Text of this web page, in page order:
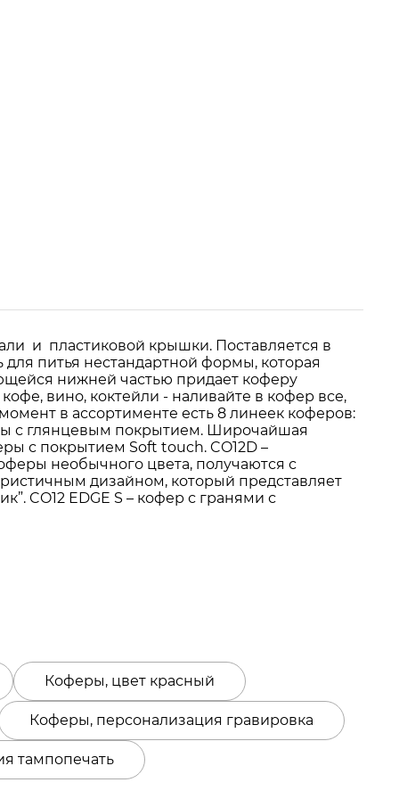
и пластиковой крышки. Поставляется в
питья нестандартной формы, которая
нижней частью придает коферу
вино, коктейли - наливайте в кофер все,
в ассортименте есть 8 линеек коферов:
с глянцевым покрытием. Широчайшая
с покрытием Soft touch. CO12D –
необычного цвета, получаются с
дизайном, который представляет
CO12 EDGE S – кофер с гранями с
Коферы, цвет красный
Коферы, персонализация гравировка
тампопечать